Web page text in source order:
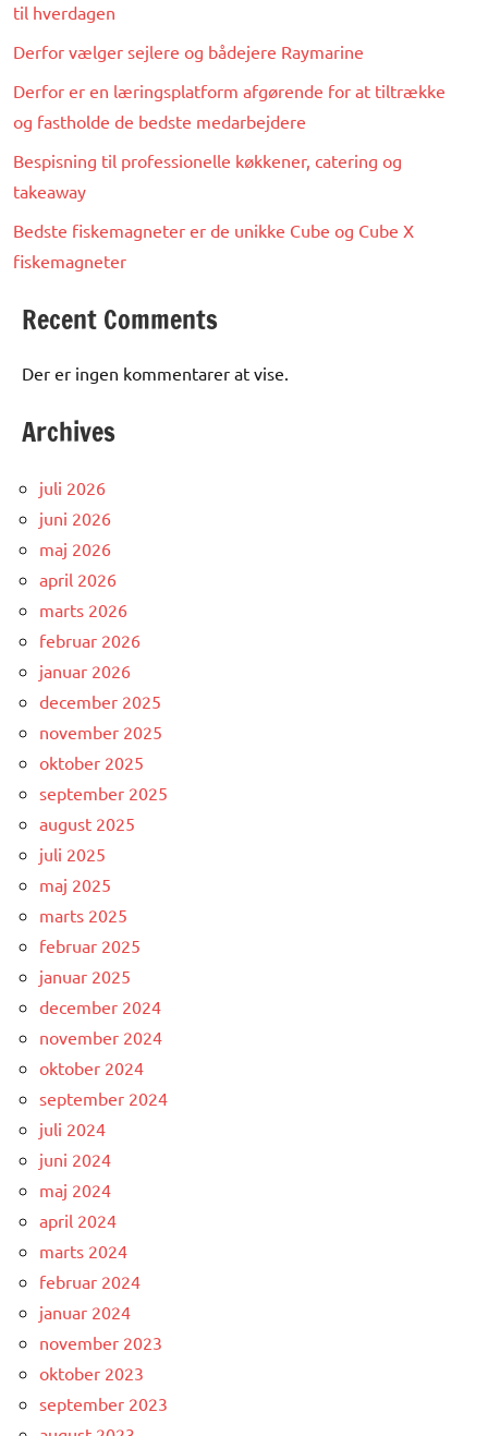
til hverdagen
Derfor vælger sejlere og bådejere Raymarine
Derfor er en læringsplatform afgørende for at tiltrække
og fastholde de bedste medarbejdere
Bespisning til professionelle køkkener, catering og
takeaway
Bedste fiskemagneter er de unikke Cube og Cube X
fiskemagneter
Recent Comments
Der er ingen kommentarer at vise.
Archives
juli 2026
juni 2026
maj 2026
april 2026
marts 2026
februar 2026
januar 2026
december 2025
november 2025
oktober 2025
september 2025
august 2025
juli 2025
maj 2025
marts 2025
februar 2025
januar 2025
december 2024
november 2024
oktober 2024
september 2024
juli 2024
juni 2024
maj 2024
april 2024
marts 2024
februar 2024
januar 2024
november 2023
oktober 2023
september 2023